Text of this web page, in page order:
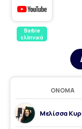
Barbie
ελληνικά
ΌΝΟΜΑ
Μελίσσα